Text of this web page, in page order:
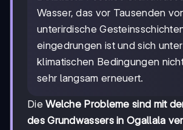
Wasser, das vor Tausenden
unterirdische
eingedrungen ist und sich
klimatischen Bedingungen
sehr langsam erneuert.
DieWelche Probleme sind mit
des Grundwassers in Ogallala